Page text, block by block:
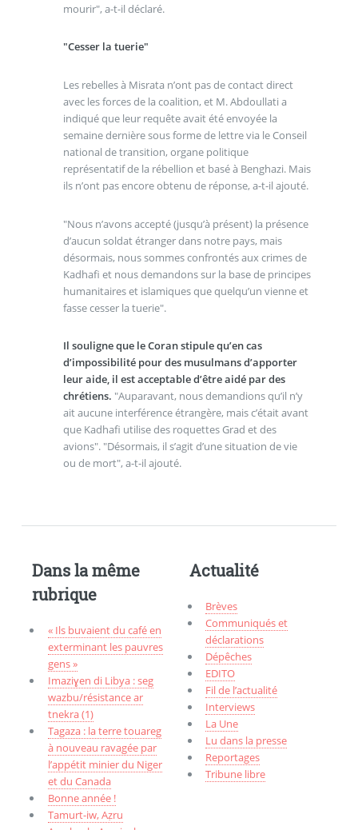
mourir", a-t-il déclaré.
"Cesser la tuerie"
Les rebelles à Misrata n’ont pas de contact direct
avec les forces de la coalition, et M. Abdoullati a
indiqué que leur requête avait été envoyée la
semaine dernière sous forme de lettre via le Conseil
national de transition, organe politique
représentatif de la rébellion et basé à Benghazi. Mais
ils n’ont pas encore obtenu de réponse, a-t-il ajouté.
"Nous n’avons accepté (jusqu’à présent) la présence
d’aucun soldat étranger dans notre pays, mais
désormais, nous sommes confrontés aux crimes de
Kadhafi et nous demandons sur la base de principes
humanitaires et islamiques que quelqu’un vienne et
fasse cesser la tuerie".
Il souligne que le Coran stipule qu’en cas
d’impossibilité pour des musulmans d’apporter
leur aide, il est acceptable d’être aidé par des
chrétiens. "Auparavant, nous demandions qu’il n’y
ait aucune interférence étrangère, mais c’était avant
que Kadhafi utilise des roquettes Grad et des
avions". "Désormais, il s’agit d’une situation de vie
ou de mort", a-t-il ajouté.
Dans la même
rubrique
« Ils buvaient du café en
exterminant les pauvres
gens »
Imaziɣen di Libya : seg
wazbu/résistance ar
tnekra (1)
Tagaza : la terre touareg
à nouveau ravagée par
l’appétit minier du Niger
et du Canada
Bonne année !
Tamurt-iw, Aẓru
Actualité
Brèves
Communiqués et
déclarations
Dépêches
EDITO
Fil de l’actualité
Interviews
La Une
Lu dans la presse
Reportages
Tribune libre